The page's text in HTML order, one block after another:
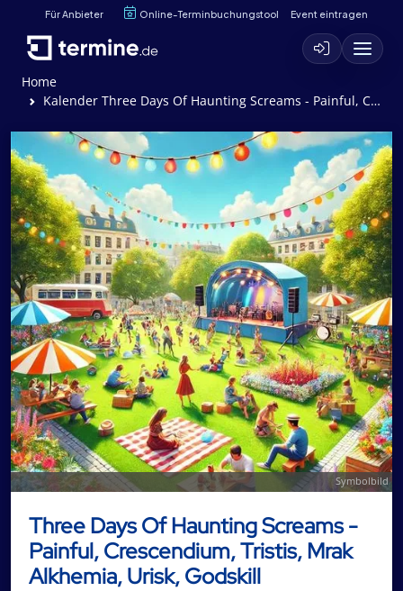
Für Anbieter Online-Terminbuchungstool Event eintragen
Home
Kalender Three Days Of Haunting Screams - Painful, Crescendium, Tristis, Mrak Alkhemia, Urisk, Godskill
Symbolbild
Three Days Of Haunting Screams -
Painful, Crescendium, Tristis, Mrak
Alkhemia, Urisk, Godskill